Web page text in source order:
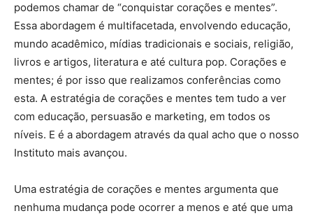
podemos chamar de “conquistar corações e mentes”.
Essa abordagem é multifacetada, envolvendo educação,
mundo acadêmico, mídias tradicionais e sociais, religião,
livros e artigos, literatura e até cultura pop. Corações e
mentes; é por isso que realizamos conferências como
esta. A estratégia de corações e mentes tem tudo a ver
com educação, persuasão e marketing, em todos os
níveis. E é a abordagem através da qual acho que o nosso
Instituto mais avançou.
Uma estratégia de corações e mentes argumenta que
nenhuma mudança pode ocorrer a menos e até que uma